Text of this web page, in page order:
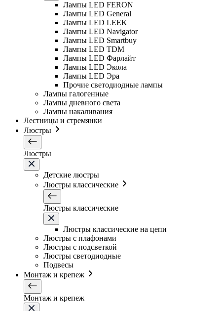
Лампы LED FERON
Лампы LED General
Лампы LED LEEK
Лампы LED Navigator
Лампы LED Smartbuy
Лампы LED TDM
Лампы LED Фарлайт
Лампы LED Экола
Лампы LED Эра
Прочие светодиодные лампы
Лампы галогенные
Лампы дневного света
Лампы накаливания
Лестницы и стремянки
Люстры
Люстры
Детские люстры
Люстры классические
Люстры классические
Люстры классические на цепи
Люстры с плафонами
Люстры с подсветкой
Люстры светодиодные
Подвесы
Монтаж и крепеж
Монтаж и крепеж